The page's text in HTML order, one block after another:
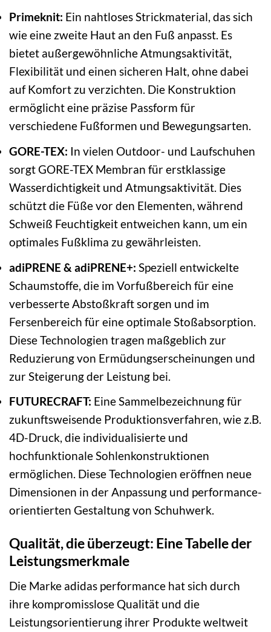
Primeknit: Ein nahtloses Strickmaterial, das sich
wie eine zweite Haut an den Fuß anpasst. Es
bietet außergewöhnliche Atmungsaktivität,
Flexibilität und einen sicheren Halt, ohne dabei
auf Komfort zu verzichten. Die Konstruktion
ermöglicht eine präzise Passform für
verschiedene Fußformen und Bewegungsarten.
GORE-TEX: In vielen Outdoor- und Laufschuhen
sorgt GORE-TEX Membran für erstklassige
Wasserdichtigkeit und Atmungsaktivität. Dies
schützt die Füße vor den Elementen, während
Schweiß Feuchtigkeit entweichen kann, um ein
optimales Fußklima zu gewährleisten.
adiPRENE & adiPRENE+: Speziell entwickelte
Schaumstoffe, die im Vorfußbereich für eine
verbesserte Abstoßkraft sorgen und im
Fersenbereich für eine optimale Stoßabsorption.
Diese Technologien tragen maßgeblich zur
Reduzierung von Ermüdungserscheinungen und
zur Steigerung der Leistung bei.
FUTURECRAFT: Eine Sammelbezeichnung für
zukunftsweisende Produktionsverfahren, wie z.B.
4D-Druck, die individualisierte und
hochfunktionale Sohlenkonstruktionen
ermöglichen. Diese Technologien eröffnen neue
Dimensionen in der Anpassung und performance-
orientierten Gestaltung von Schuhwerk.
Qualität, die überzeugt: Eine Tabelle der
Leistungsmerkmale
Die Marke adidas performance hat sich durch
ihre kompromisslose Qualität und die
Leistungsorientierung ihrer Produkte weltweit